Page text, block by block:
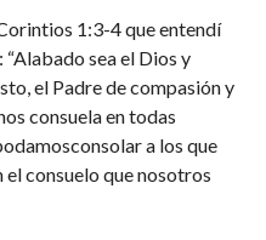
1:3-4 que entendí
sea el Dios y
el Padre de compasión y
consuela en todas
a los que
consuelo que nosotros